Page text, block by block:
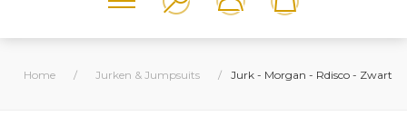
Home / Jurken & Jumpsuits / Jurk - Morgan - Rdisco - Zwart